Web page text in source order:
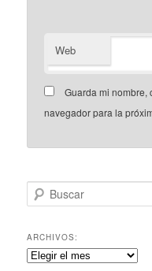
Web
Guarda mi nombre,
navegador para la
u
c
a
r
ARCHIVOS:
Archivos: